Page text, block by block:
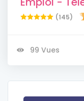
(145)
99 Vues